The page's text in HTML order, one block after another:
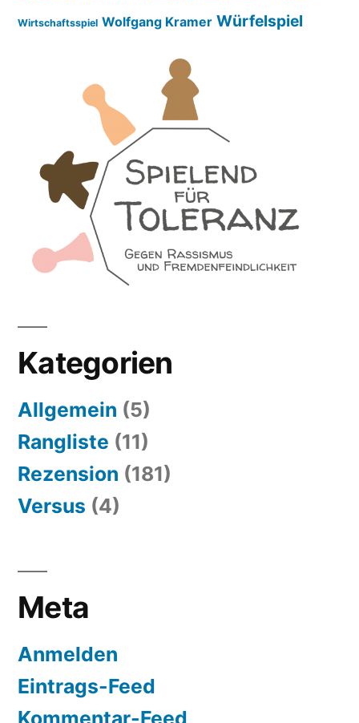
Wirtschaftsspiel Wolfgang Kramer Würfelspiel
Kategorien
Allgemein (5)
Rangliste (11)
Rezension (181)
Versus (4)
Meta
Anmelden
Eintrags-Feed